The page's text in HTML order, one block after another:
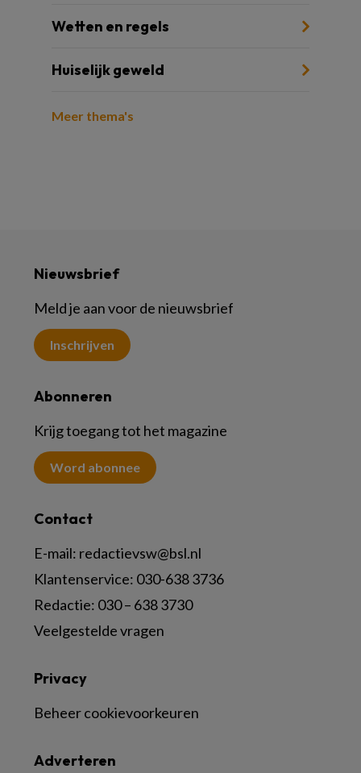
Wetten en regels
Huiselijk geweld
Meer thema's
Nieuwsbrief
Meld je aan voor de nieuwsbrief
Inschrijven
Abonneren
Krijg toegang tot het magazine
Word abonnee
Contact
E-mail: redactievsw@bsl.nl
Klantenservice: 030-638 3736
Redactie: 030 – 638 3730
Veelgestelde vragen
Adverteren
Privacy
Beheer cookievoorkeuren